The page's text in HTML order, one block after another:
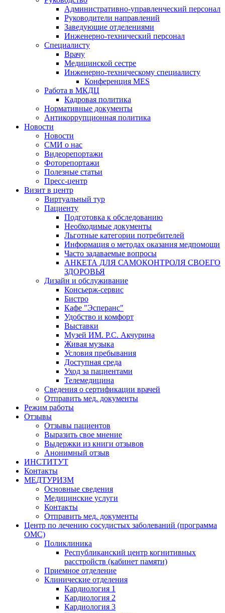
Административно-управленческий персонал
Руководители направлений
Заведующие отделениями
Инженерно-технический персонал
Специалисту
Врачу
Медицинской сестре
Инженерно-техническому специалисту
Конференция MES
Работа в МКДЦ
Кадровая политика
Нормативные документы
Антикоррупционная политика
Новости
Новости
СМИ о нас
Видеорепортажи
Фоторепортажи
Полезные статьи
Пресс-центр
Визит в центр
Виртуальный тур
Пациенту
Подготовка к обследованию
Необходимые документы
Льготные категории потребителей
Информация о методах оказания медпомощи
Часто задаваемые вопросы
АНКЕТА ДЛЯ САМОКОНТРОЛЯ СВОЕГО
ЗДОРОВЬЯ
Дизайн и обслуживание
Консьерж-сервис
Бистро
Кафе "Эсперанс"
Удобство и комфорт
Выставки
Музей ИМ. Р.С. Акчурина
Живая музыка
Условия пребывания
Доступная среда
Уход за пациентами
Телемедицина
Сведения о сертификации врачей
Отправить мед. документы
Режим работы
Отзывы
Отзывы пациентов
Выразить свое мнение
Выдержки из книги отзывов
Анонимный отзыв
ИНСТИТУТ
Контакты
МЕДТУРИЗМ
Основные сведения
Медицинские услуги
Контакты
Отправить мед. документы
Центр по лечению сосудистых заболеваний (программа
ОМС)
Поликлиника
Республиканский центр когнитивных
расстройств (кабинет памяти)
Приемное отделение
Клинические отделения
Кардиология 1
Кардиология 2
Кардиология 3